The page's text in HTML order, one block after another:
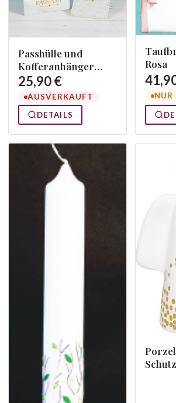
Passhülle und
Kofferanhänger
Dumbo
25,90 €
AUSVERKAUFT
DETAILS
Rosa
NUR